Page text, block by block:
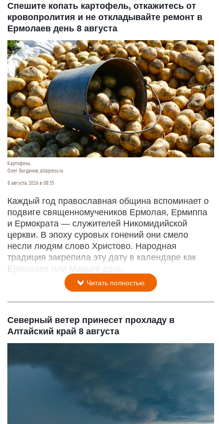
Спешите копать картофель, откажитесь от
кровопролития и не откладывайте ремонт в
Ермолаев день 8 августа
Картофель.
Олег Богданов, altapress.ru
8 августа 2026 в 08:35
Каждый год православная община вспоминает о
подвиге священномучеников Ермолая, Ермиппа
и Ермократа — служителей Никомидийской
церкви. В эпоху суровых гонений они смело
несли людям слово Христово. Народная
традиция закрепила эту дату в календаре как
Ермолаев или Марьев день.
Читать полностью
Северный ветер принесет прохладу в
Алтайский край 8 августа